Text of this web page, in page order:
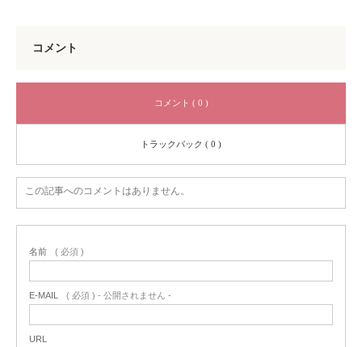
コメント
コメント ( 0 )
トラックバック ( 0 )
この記事へのコメントはありません。
名前 ( 必須 )
E-MAIL ( 必須 ) - 公開されません -
URL